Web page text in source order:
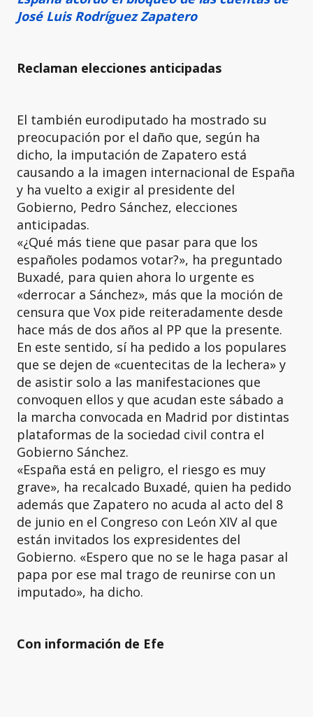
José Luis Rodríguez Zapatero
Reclaman elecciones anticipadas
El también eurodiputado ha mostrado su
preocupación por el daño que, según ha
dicho, la imputación de Zapatero está
causando a la imagen internacional de España
y ha vuelto a exigir al presidente del
Gobierno, Pedro Sánchez, elecciones
anticipadas.
«¿Qué más tiene que pasar para que los
españoles podamos votar?», ha preguntado
Buxadé, para quien ahora lo urgente es
«derrocar a Sánchez», más que la moción de
censura que Vox pide reiteradamente desde
hace más de dos años al PP que la presente.
En este sentido, sí ha pedido a los populares
que se dejen de «cuentecitas de la lechera» y
de asistir solo a las manifestaciones que
convoquen ellos y que acudan este sábado a
la marcha convocada en Madrid por distintas
plataformas de la sociedad civil contra el
Gobierno Sánchez.
«España está en peligro, el riesgo es muy
grave», ha recalcado Buxadé, quien ha pedido
además que Zapatero no acuda al acto del 8
de junio en el Congreso con León XIV al que
están invitados los expresidentes del
Gobierno. «Espero que no se le haga pasar al
papa por ese mal trago de reunirse con un
imputado», ha dicho.
Con información de Efe